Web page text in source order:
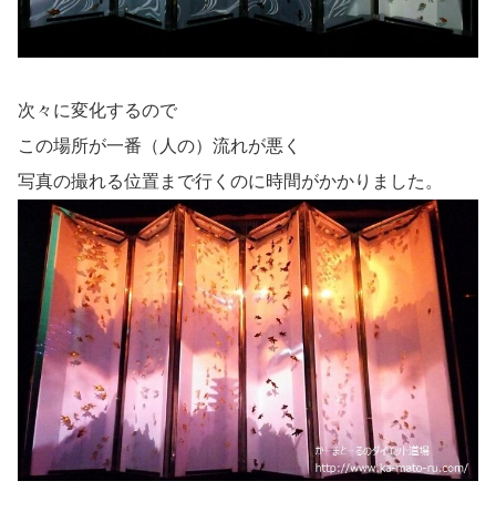
次々に変化するので
この場所が一番（人の）流れが悪く
写真の撮れる位置まで行くのに時間がかかりました。